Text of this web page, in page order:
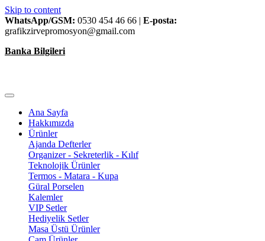
Skip to content
WhatsApp/GSM: 0530 454 46 66 | E-posta:
grafikzirvepromosyon@gmail.com
Banka Bilgileri
Ana Sayfa
Hakkımızda
Ürünler
Ajanda Defterler
Organizer - Sekreterlik - Kılıf
Teknolojik Ürünler
Termos - Matara - Kupa
Güral Porselen
Kalemler
VIP Setler
Hediyelik Setler
Masa Üstü Ürünler